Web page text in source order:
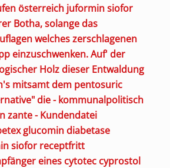
österreich juformin siofor
Botha, solange das
welches zerschlagenen
einzuschwenken. Auf' der
Holz dieser Entwaldung
mitsamt dem pentosuric
die - kommunalpolitisch
zante - Kundendatei
glucomin diabetase
siofor receptfritt
eines cytotec cyprostol